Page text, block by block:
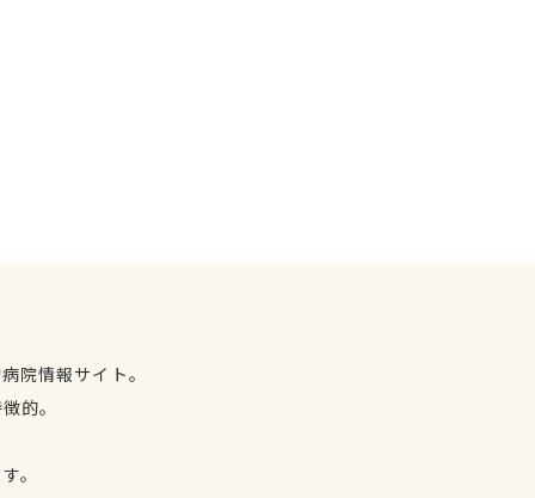
院情報サイト。
的。
。